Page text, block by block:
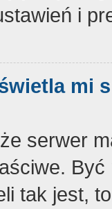
i
mi
serwer
tak jest,